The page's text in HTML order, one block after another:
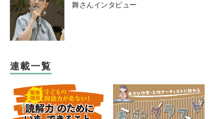
舞さんインタビュー
連載一覧